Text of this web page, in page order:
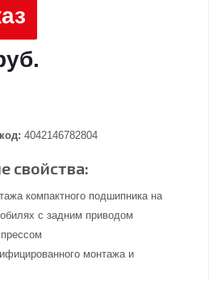
4042146782804
свойства:
компактного подшипника на
с задним приводом
монтажа и